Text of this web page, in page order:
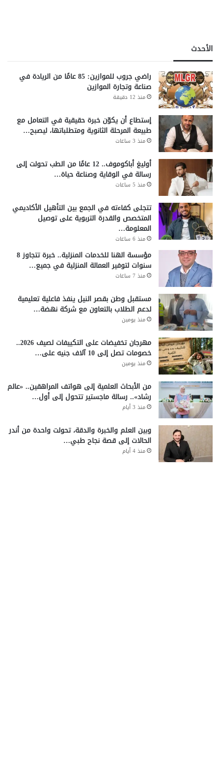
الأحدث
راضي جروب للموازين: 85 عامًا من الريادة في
صناعة وتجارة الموازين
منذ 12 دقيقة
إستطاع أن يكوّن خبرة حقيقية في التعامل مع
طبيعة المرحلة الثانوية ومتطلباتها، ليصبح…
منذ 3 ساعات
أوليغ أباكوموف.. 12 عامًا من الطب تحولت إلى
رسالة في الوقاية وصناعة حياة…
منذ 5 ساعات
تتجلى كفاءته في الجمع بين التأهيل الأكاديمي
المتخصص والقدرة التربوية على توصيل
المعلومة…
منذ 6 ساعات
مؤسسة الهنا للخدمات المنزلية.. خبرة تتجاوز 8
سنوات لتوفير العمالة المنزلية في جميع…
منذ 7 ساعات
مستقبل وطن بقصر النيل ينفذ فاعلية تعليمية
لدعم الطلاب بالتعاون مع شركة نهضة…
منذ يومين
مهرجان تخفيضات على التكييفات لصيف 2026..
خصومات تصل إلى 10 آلاف جنيه على…
منذ يومين
من الأبحاث العلمية إلى هواتف المراهقين.. «عالم
رشاد».. رسالة ماجستير تتحول إلى أول…
منذ 3 أيام
وبين العلم والخبرة والدقة، تحولت واحدة من أندر
الحالات إلى قصة نجاح طبي…
منذ 4 أيام